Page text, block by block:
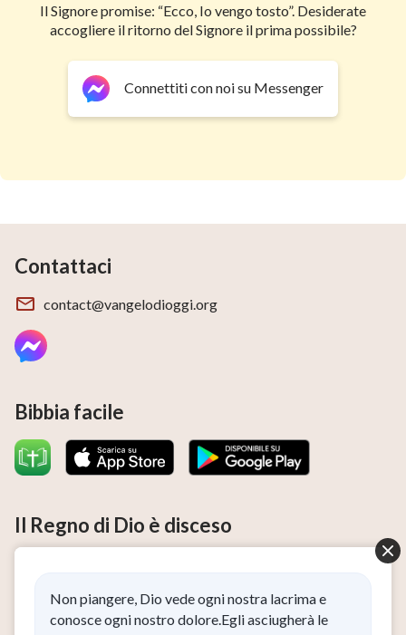
Il Signore promise: “Ecco, Io vengo tosto”. Desiderate
accogliere il ritorno del Signore il prima possibile?
Connettiti con noi su Messenger
Contattaci
contact@vangelodioggi.org
Bibbia facile
Il Regno di Dio è disceso
Ho letto e accetto l’Informativa sulla privacy.
Non piangere, Dio vede ogni nostra lacrima e
conosce ogni nostro dolore.Egli asciugherà le